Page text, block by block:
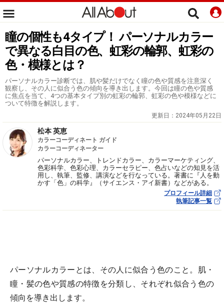
瞳の個性も4タイプ！ パーソナルカラー
で異なる白目の色、虹彩の輪郭、虹彩の
色・模様とは？
パーソナルカラー診断では、肌や髪だけでなく瞳の色や質感を注意深く
観察し、その人に似合う色の傾向を導き出します。今回は瞳の色や質感
に焦点を当て、4つの基本タイプ別の虹彩の輪郭、虹彩の色や模様などに
ついて特徴を解説します。
更新日： 2024年05月22日
松本 英恵
カラーコーディネート ガイド
カラーコーディネーター
パーソナルカラー、トレンドカラー、カラーマーケティング、
色彩科学、色彩心理、カラーセラピー、色占いなどの知見を活
用し、執筆、監修、講演などを行なっている。著書に『人を動
かす「色」の科学』（サイエンス・アイ新書）などがある。
プロフィール詳細
執筆記事一覧
パーソナルカラーとは、その人に似合う色のこと。肌・
瞳・髪の色や質感の特徴を分類し、それぞれ似合う色の
傾向を導き出します。